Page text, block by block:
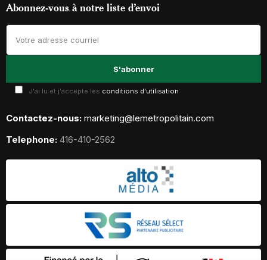
Abonnez-vous à notre liste d’envoi
J'ai lu et j'accepte les conditions d'utilisation
Contactez-nous: marketing@lemetropolitain.com
Telephone: 416-410-2562